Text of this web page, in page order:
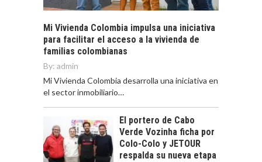
Mi Vivienda Colombia impulsa una iniciativa
para facilitar el acceso a la vivienda de
familias colombianas
By: admin
Mi Vivienda Colombia desarrolla una iniciativa en
el sector inmobiliario…
El portero de Cabo
Verde Vozinha ficha por
Colo-Colo y JETOUR
respalda su nueva etapa